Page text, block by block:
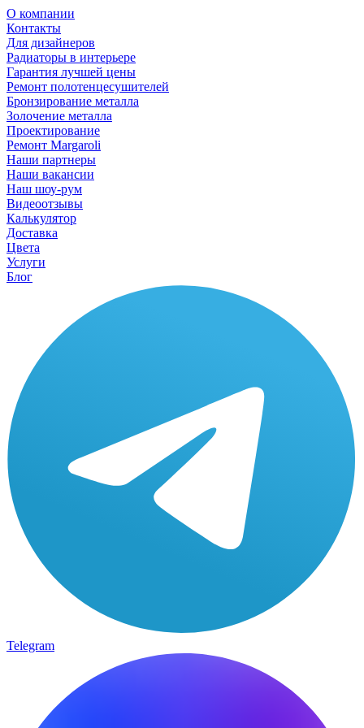
О компании
Контакты
Для дизайнеров
Радиаторы в интерьере
Гарантия лучшей цены
Ремонт полотенцесушителей
Бронзирование металла
Золочение металла
Проектирование
Ремонт Margaroli
Наши партнеры
Наши вакансии
Наш шоу-рум
Видеоотзывы
Калькулятор
Доставка
Цвета
Услуги
Блог
Telegram